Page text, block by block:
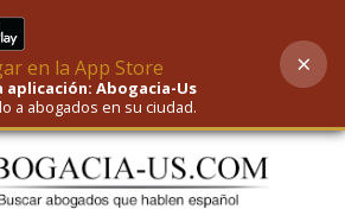
AI-Powered Search
aplicación: Abogacia-Us
a abogados en su ciudad.
×